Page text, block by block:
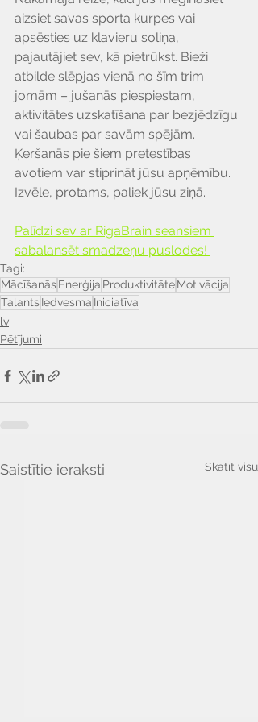
aizsiet savas sporta kurpes vai
apsēsties uz klavieru soliņa,
pajautājiet sev, kā pietrūkst. Bieži
atbilde slēpjas vienā no šīm trim
jomām – jušanās piespiestam,
aktivitātes uzskatīšana par bezjēdzīgu
vai šaubas par savām spējām.
Ķeršanās pie šiem pretestības
avotiem var stiprināt jūsu apņēmību.
Izvēle, protams, paliek jūsu ziņā.
Palīdzi sev ar RigaBrain seansiem
sabalansēt smadzeņu puslodes!
Tagi:
Mācīšanās Enerģija ProduktivitāteMotivācija
Talants Iedvesma Iniciatīva
lv
Pētījumi
Saistītie ieraksti Skatīt visu